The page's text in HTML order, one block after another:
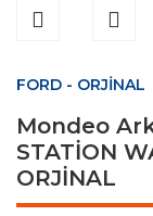
FORD - ORJİNAL
Mondeo
STATİON
ORJİNAL